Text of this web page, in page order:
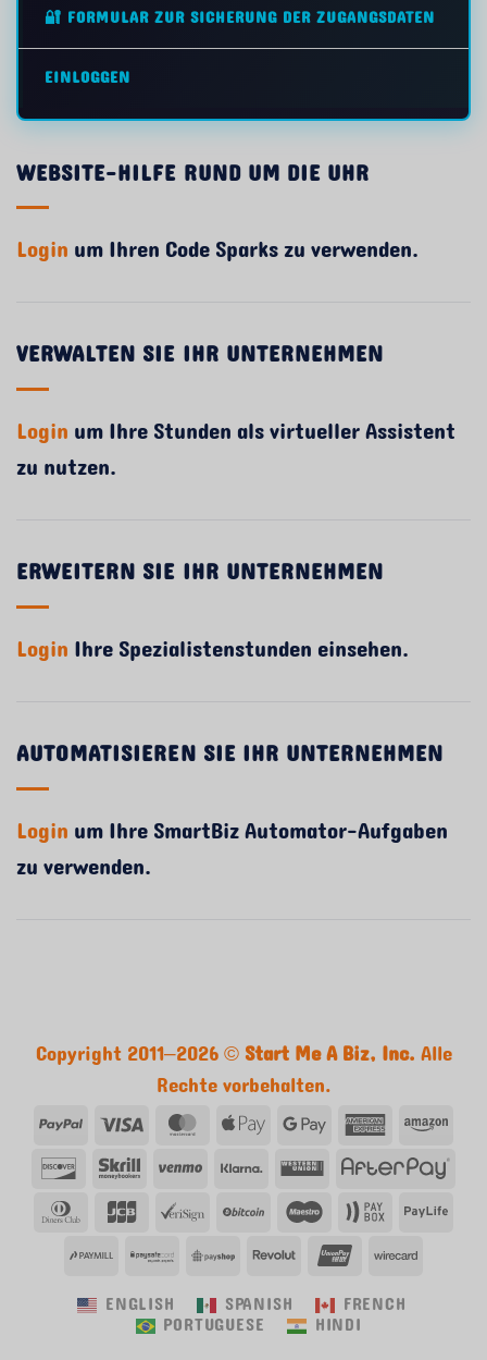
🔐 FORMULAR ZUR SICHERUNG DER ZUGANGSDATEN
EINLOGGEN
WEBSITE-HILFE RUND UM DIE UHR
Loginum Ihren Code Sparks zu verwenden.
VERWALTEN SIE IHR UNTERNEHMEN
Loginum Ihre Stunden als virtueller Assistent
zu nutzen.
ERWEITERN SIE IHR UNTERNEHMEN
LoginIhre Spezialistenstunden einsehen.
AUTOMATISIEREN SIE IHR UNTERNEHMEN
Loginum Ihre SmartBiz Automator-Aufgaben
zu verwenden.
Copyright 2011–2026 ©Start Me A Biz, Inc.Alle
Rechte vorbehalten.
PayPalVisum MasterCard
Apple
Pay
Google
Pay
American
Express
Entdecken
Skrill VenmoKlarnaWestern
Union
Dinners
JCB VeriSign Bitcoin Maestro Paybox
PayMillPaySafePayShopRevolut UnionPay
ENGLISH SPANISH FRENCH
PORTUGUESE HINDI